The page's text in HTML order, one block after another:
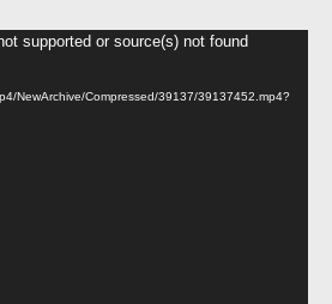
supported or source(s) not found
NewArchive/Compressed/39137/39137452.mp4?